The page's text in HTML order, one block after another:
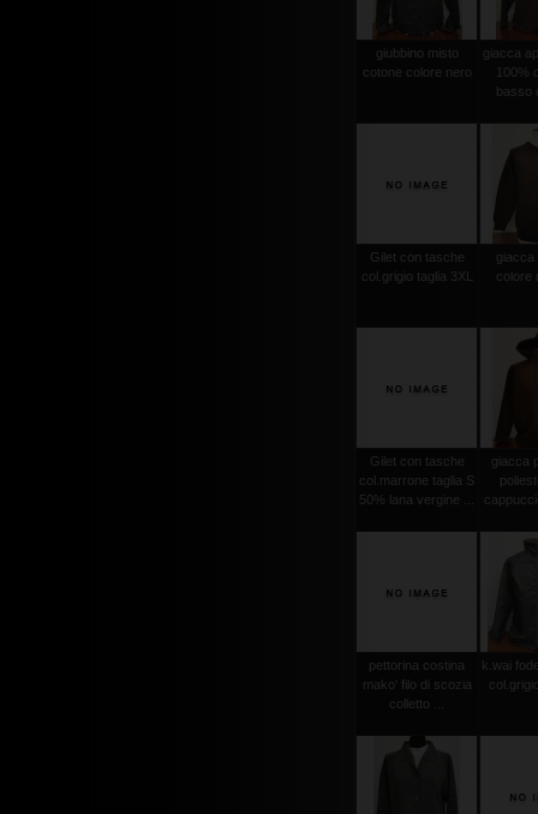
giubbino misto
cotone colore nero
giacca
100%
basso
Gilet con tasche
col.grigio taglia 3XL
colore
Gilet con tasche
col.marrone taglia S
50% lana vergine ...
giacca
pettorina costina
mako' filo di scozia
colletto ...
k.wai